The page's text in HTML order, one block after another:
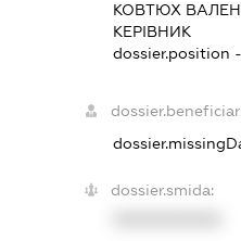
КОВТЮХ
КЕРІВНИК
dossier.position -
dossier.smida: